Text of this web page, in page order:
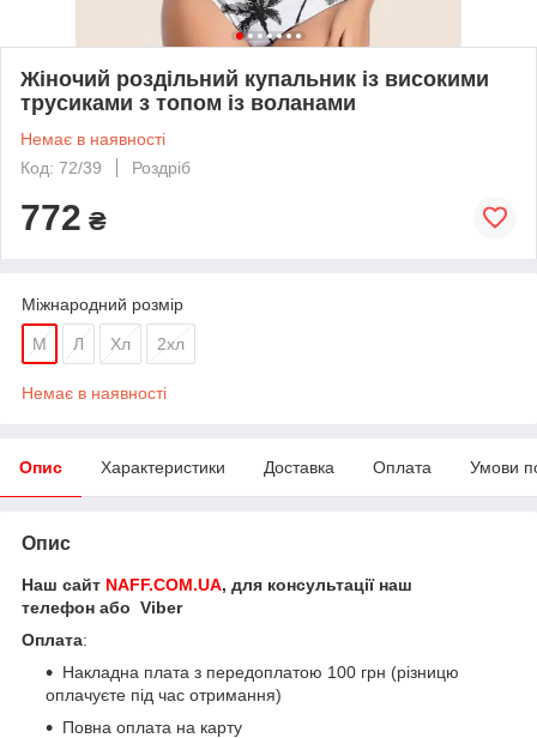
Жіночий роздільний купальник із високими
трусиками з топом із воланами
Немає в наявності
Код: 72/39
Роздріб
772 ₴
Міжнародний розмір
M Л Хл 2хл
Немає в наявності
Опис Характеристики Доставка Оплата Умови
Опис
Наш сайт NAFF.COM.UA, для консультації наш
телефон або Viber
Оплата:
Накладна плата з передоплатою 100 грн (різницю
оплачуєте під час отримання)
Повна оплата на карту